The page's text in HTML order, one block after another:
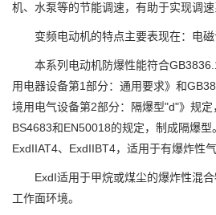
机、水泵等的节能调速，有助于实现调速
变频电动机的特点主要表现在：电磁
本系列电动机防爆性能符合
用电器设备第1部分：通用要求》和
境用电气设备第2部分：隔爆型"d"》规定
BS4683和EN50018的规定，制成隔爆型
ExdIIAT4、ExdIIBT4，适用于有爆炸性
ExdI适用于甲烷或煤尘的爆炸性混合
工作面环境。